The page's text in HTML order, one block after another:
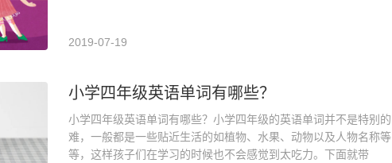
2019-07-19
小学四年级英语单词有哪些？
小学四年级英语单词有哪些？小学四年级的英语单词并不是特别的
难，一般都是一些贴近生活的如植物、水果、动物以及人物名称等
等，这样孩子们在学习的时候也不会感觉到太吃力。下面就带